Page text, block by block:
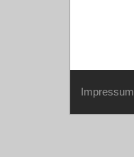
Impressum